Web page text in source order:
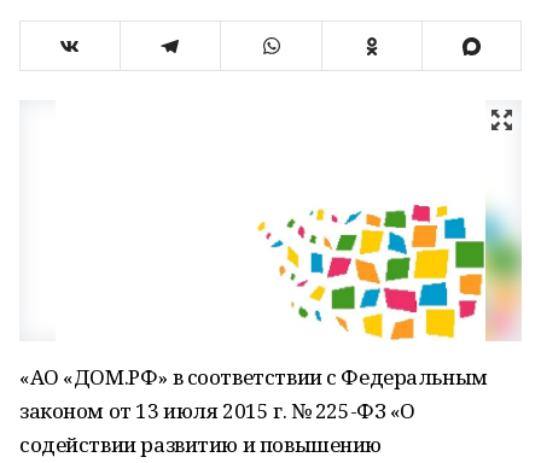
«АО «ДОМ.РФ» в соответствии с Федеральным
законом от 13 июля 2015 г. № 225-ФЗ «О
содействии развитию и повышению